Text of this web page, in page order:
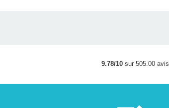
9.78/10sur 505.00 avis